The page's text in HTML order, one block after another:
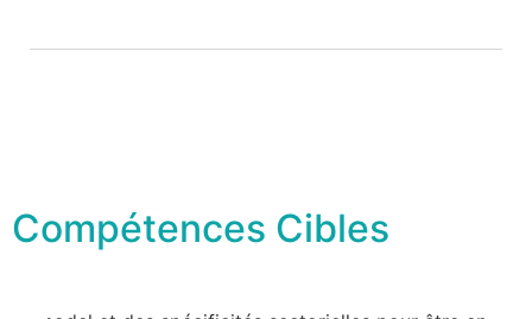
Compétences Cibles